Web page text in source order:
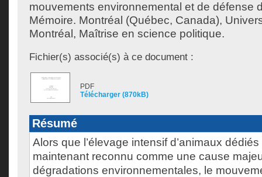
mouvements environnemental et de défense
Mémoire. Montréal (Québec, Canada),
Montréal, Maîtrise en science politique.
Fichier(s) associé(s) à ce document :
PDF
Télécharger (870kB)
Résumé
Alors que l’élevage intensif d’animaux
maintenant reconnu comme une cause
dégradations environnementales, le